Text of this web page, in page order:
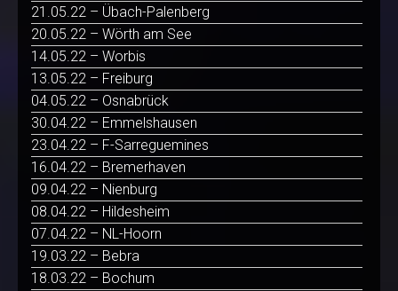
21.05.22 – Übach-Palenberg
20.05.22 – Wörth am See
14.05.22 – Worbis
13.05.22 – Freiburg
04.05.22 – Osnabrück
30.04.22 – Emmelshausen
23.04.22 – F-Sarreguemines
16.04.22 – Bremerhaven
09.04.22 – Nienburg
08.04.22 – Hildesheim
07.04.22 – NL-Hoorn
19.03.22 – Bebra
18.03.22 – Bochum